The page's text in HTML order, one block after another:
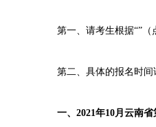
第一、请考生根据“”（点
第二、具体的报名时间请
一、2021年10月云南